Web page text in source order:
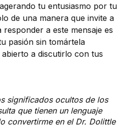
tu entusiasmo por tu
de una manera que invite a
a este mensaje es
pasión sin tomártela
a discutirlo con tus
significados ocultos de los
que tienen un lenguaje
convertirme en el Dr. Dolittle